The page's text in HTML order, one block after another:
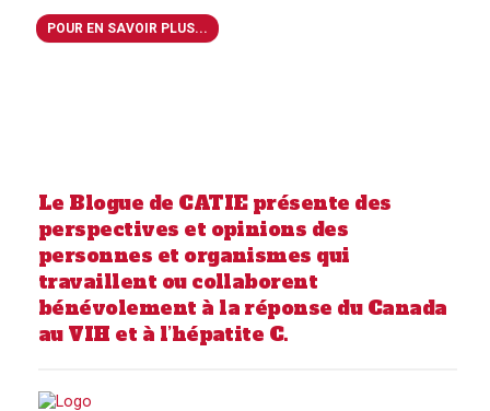
POUR EN SAVOIR PLUS...
Le Blogue de CATIE présente des
perspectives et opinions des
personnes et organismes qui
travaillent ou collaborent
bénévolement à la réponse du Canada
au VIH et à l’hépatite C.